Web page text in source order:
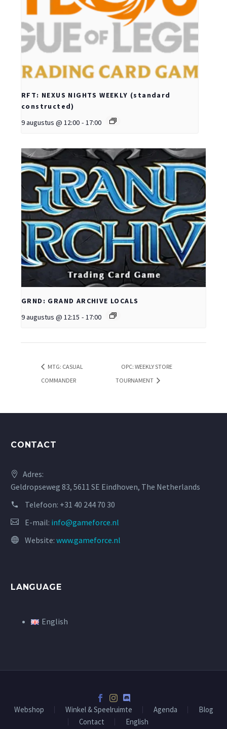
RFT: NEXUS NIGHTS WEEKLY (standard
constructed)
9 augustus @ 12:00 - 17:00
GRND: GRAND ARCHIVE LOCALS
9 augustus @ 12:15 - 17:00
MTG: CASUAL
COMMANDER
OPC: WEEKLY STORE
TOURNAMENT
CONTACT
Adres:
Geldropseweg 83, 5611 SE Eindhoven, The Netherlands
Telefoon: +31 40 244 70 30
E-mail: info@gameforce.nl
Website: www.gameforce.nl
LANGUAGE
English
Webshop Winkel & Speelruimte Agenda
Blog
Contact
English